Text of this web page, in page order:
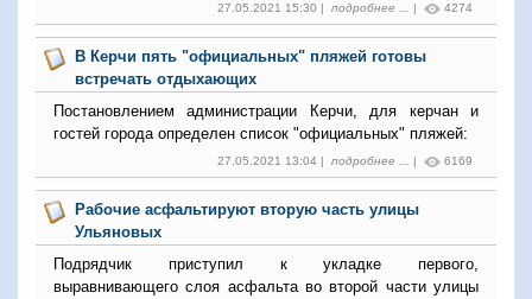
27.05.2021 15:30 | подробнее ... | 4274
В Керчи пять "официальных" пляжей готовы
встречать отдыхающих
Постановлением администрации Керчи, для керчан и
гостей города определен список "официальных" пляжей:
27.05.2021 13:04 | подробнее ... | 6169
Рабочие асфальтируют вторую часть улицы
Ульяновых
Подрядчик приступил к укладке первого,
выравнивающего слоя асфальта во второй части улицы